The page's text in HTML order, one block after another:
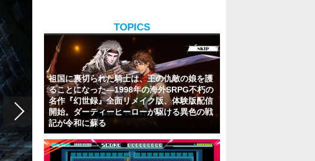
TOPICS
祖国に裏切られた騎士は、王の仇敵の娘を護
ることになった―1998年の海外SRPG不朽の
名作『幻世録』全面リメイク版、体験版配信
開始。ダーティーヒーローが駆ける異色の戦
記が令和に蘇る